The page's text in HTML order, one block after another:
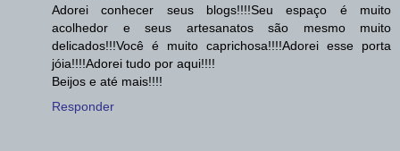
Adorei conhecer seus blogs!!!!Seu espaço é muito
acolhedor e seus artesanatos são mesmo muito
delicados!!!Você é muito caprichosa!!!!Adorei esse porta
jóia!!!!Adorei tudo por aqui!!!!
Beijos e até mais!!!!
Responder